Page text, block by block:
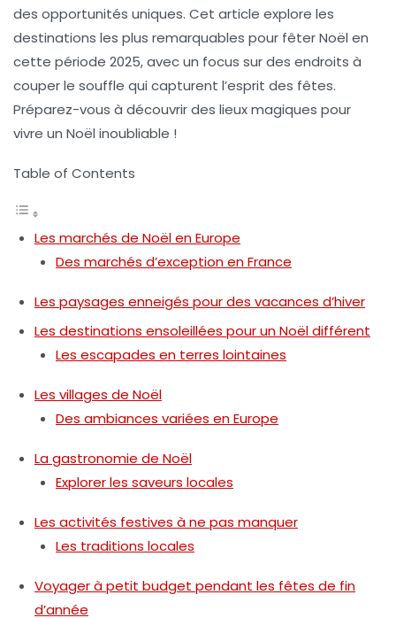
des opportunités uniques. Cet article explore les
destinations les plus remarquables pour fêter Noël en
cette période 2025, avec un focus sur des endroits à
couper le souffle qui capturent l’esprit des fêtes.
Préparez-vous à découvrir des lieux magiques pour
vivre un Noël inoubliable !
Table of Contents
Les marchés de Noël en Europe
Des marchés d’exception en France
Les paysages enneigés pour des vacances d’hiver
Les destinations ensoleillées pour un Noël différent
Les escapades en terres lointaines
Les villages de Noël
Des ambiances variées en Europe
La gastronomie de Noël
Explorer les saveurs locales
Les activités festives à ne pas manquer
Les traditions locales
Voyager à petit budget pendant les fêtes de fin
d’année